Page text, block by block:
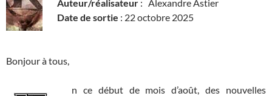
Auteur/réalisateur : Alexandre Astier
Date de sortie : 22 octobre 2025
Bonjour à tous,
n ce début de mois d’août, des nouvelles